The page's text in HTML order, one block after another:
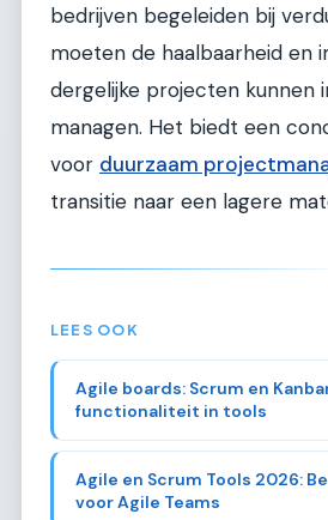
bedrijven begeleiden bij
moeten de haalbaarheid en
dergelijke projecten kunnen
managen. Het biedt een
voor duurzaam
transitie naar een lagere
LEES OOK
Agile boards: Scrum en
functionaliteit in tools
Agile en Scrum Tools 2026:
voor Agile Teams